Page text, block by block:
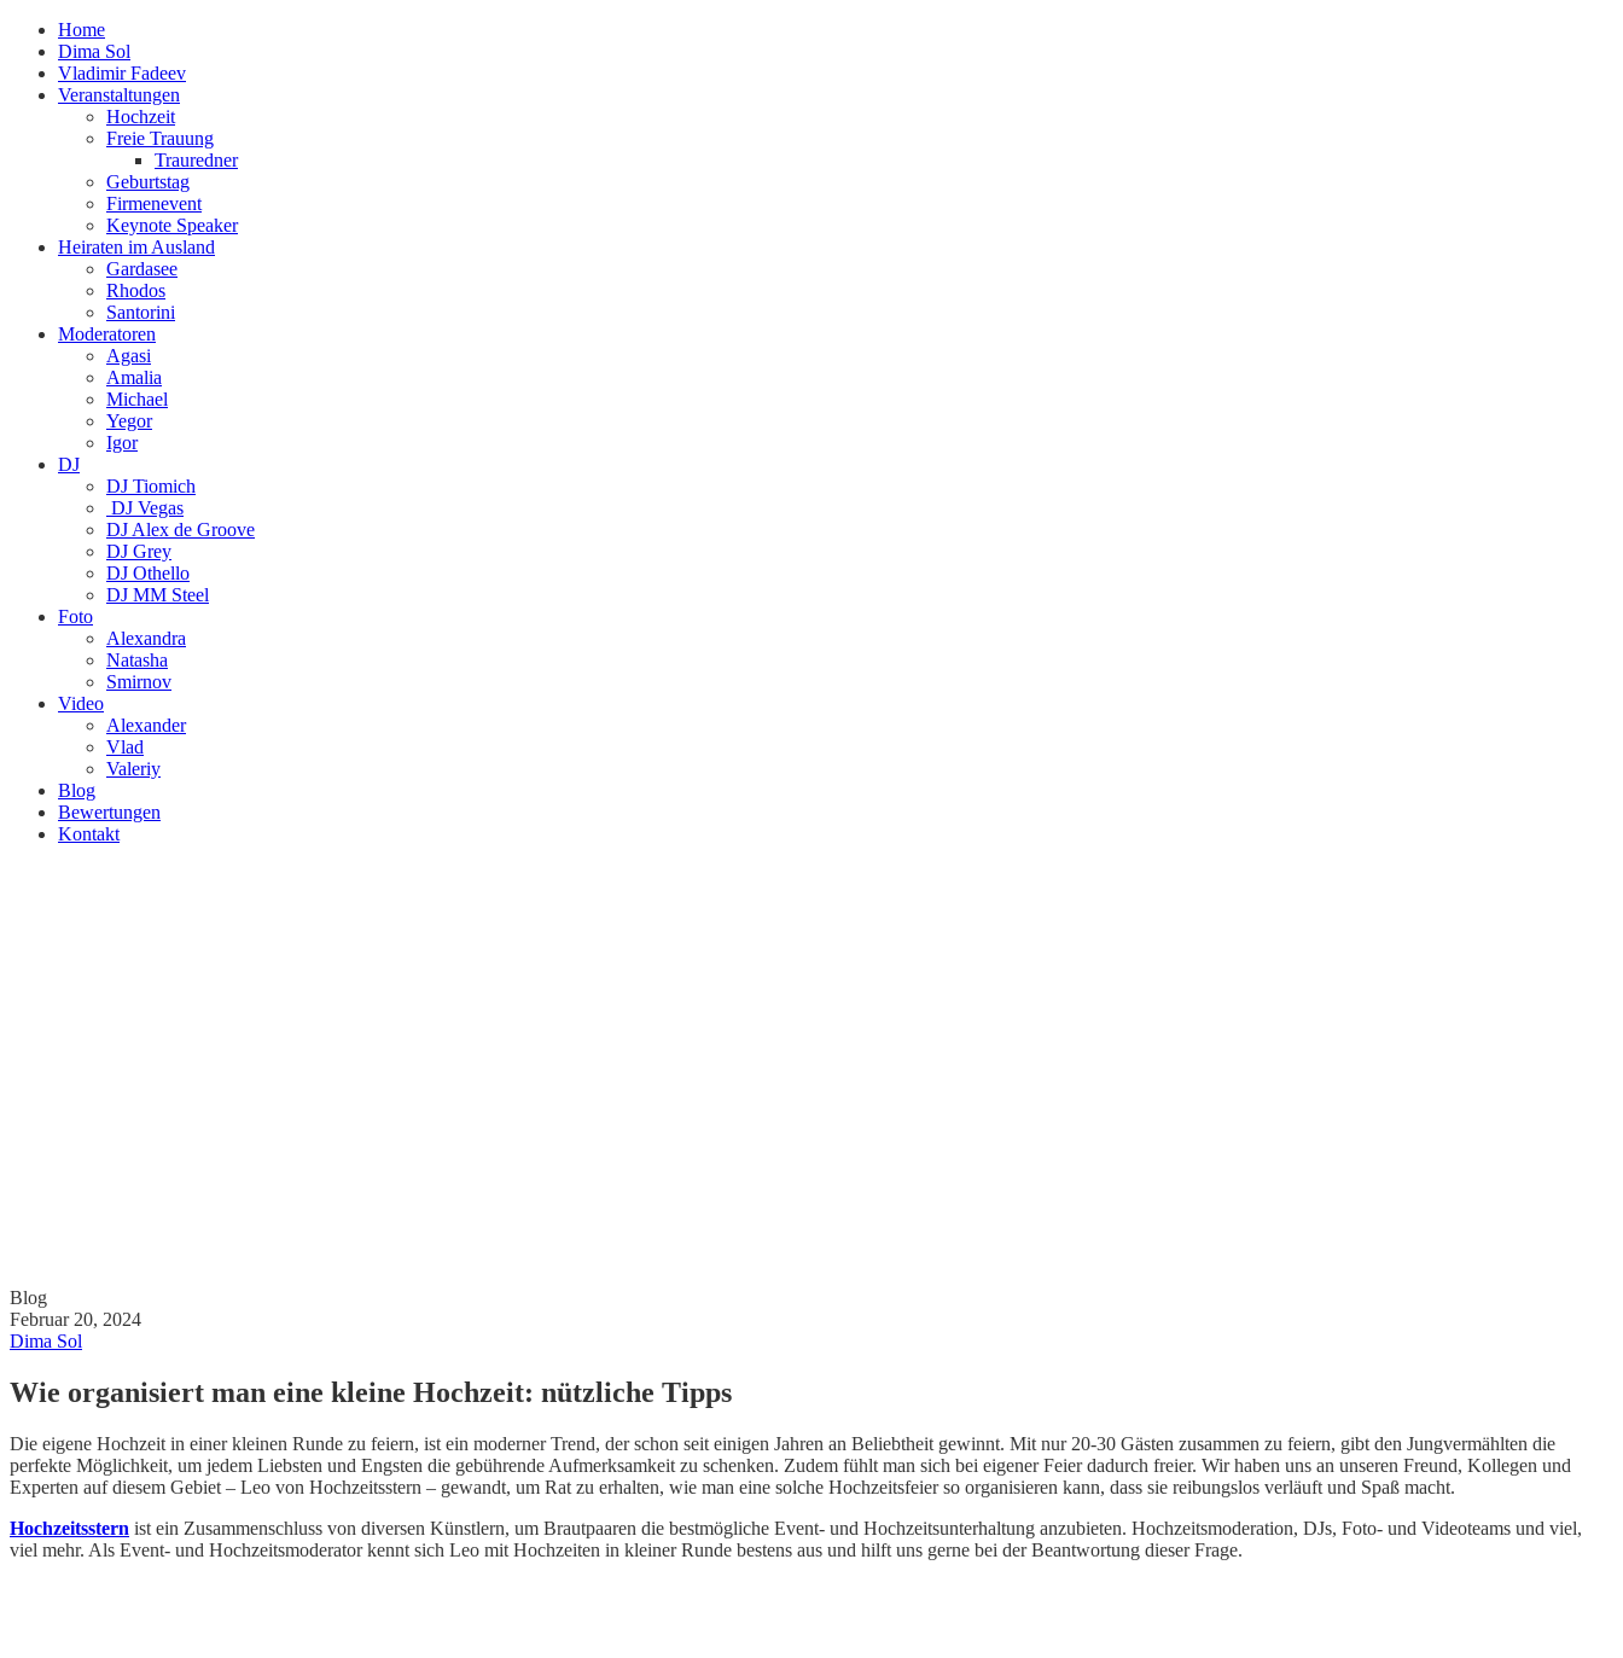
Home
Dima Sol
Vladimir Fadeev
Veranstaltungen
Hochzeit
Freie Trauung
Trauredner
Geburtstag
Firmenevent
Keynote Speaker
Heiraten im Ausland
Gardasee
Rhodos
Santorini
Moderatoren
Agasi
Amalia
Michael
Yegor
Igor
DJ
DJ Tiomich
DJ Vegas
DJ Alex de Groove
DJ Grey
DJ Othello
DJ MM Steel
Foto
Alexandra
Natasha
Smirnov
Video
Alexander
Vlad
Valeriy
Blog
Bewertungen
Kontakt
Blog
Februar 20, 2024
Dima Sol
Wie organisiert man eine kleine Hochzeit: nützliche Tipps
Die eigene Hochzeit in einer kleinen Runde zu feiern, ist ein moderner Trend, der schon seit einigen Jahren an Beliebtheit gewinnt. Mit nur 20-30 Gästen zusammen zu feiern, gibt den Jungvermählten die
perfekte Möglichkeit, um jedem Liebsten und Engsten die gebührende Aufmerksamkeit zu schenken. Zudem fühlt man sich bei eigener Feier dadurch freier. Wir haben uns an unseren Freund, Kollegen und
Experten auf diesem Gebiet – Leo von Hochzeitsstern – gewandt, um Rat zu erhalten, wie man eine solche Hochzeitsfeier so organisieren kann, dass sie reibungslos verläuft und Spaß macht.
Hochzeitsstern ist ein Zusammenschluss von diversen Künstlern, um Brautpaaren die bestmögliche Event- und Hochzeitsunterhaltung anzubieten. Hochzeitsmoderation, DJs, Foto- und Videoteams und viel,
viel mehr. Als Event- und Hochzeitsmoderator kennt sich Leo mit Hochzeiten in kleiner Runde bestens aus und hilft uns gerne bei der Beantwortung dieser Frage.